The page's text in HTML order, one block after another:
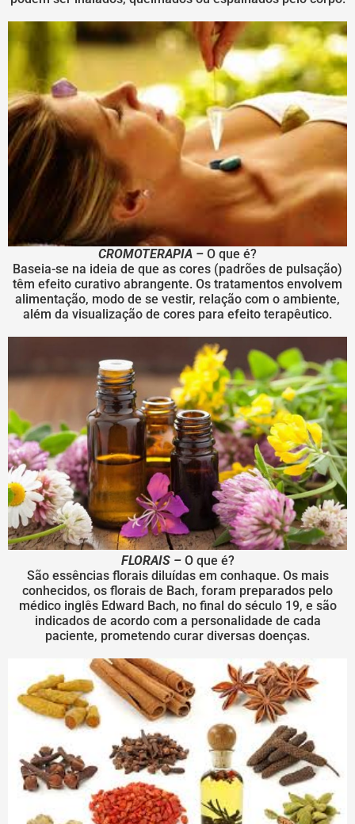
CROMOTERAPIA – O que é?
Baseia-se na ideia de que as cores (padrões de pulsação)
têm efeito curativo abrangente. Os tratamentos envolvem
alimentação, modo de se vestir, relação com o ambiente,
além da visualização de cores para efeito terapêutico.
FLORAIS – O que é?
São essências florais diluídas em conhaque. Os mais
conhecidos, os florais de Bach, foram preparados pelo
médico inglês Edward Bach, no final do século 19, e são
indicados de acordo com a personalidade de cada
paciente, prometendo curar diversas doenças.